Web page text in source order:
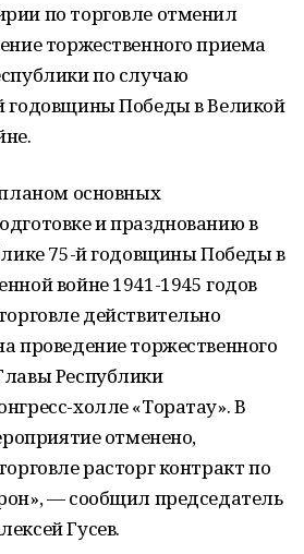
по торговле отменил
торжественного приема
по случаю
годовщины Победы в Великой
планом основных
и празднованию в
75-й годовщины Победы в
войне 1941-1945 годов
действительно
проведение торжественного
Республики
холле «Торатау». В
отменено,
расторг контракт по
— сообщил председатель
Гусев.